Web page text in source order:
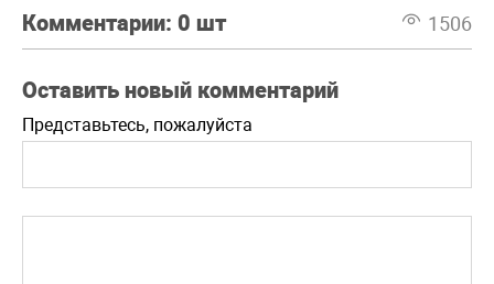
Комментарии: 0 шт 1506
Оставить новый комментарий
Представьтесь, пожалуйста